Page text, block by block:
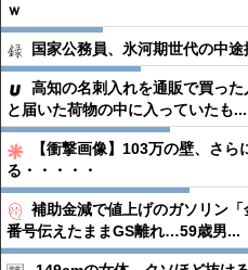
ｗ
国家公務員、氷河期世代の中
高知の名刺入れを通販で買った
と届いた荷物の中に入っていたも...
【衝撃画像】103万の壁、さ
る・・・・・
補助金減で値上げのガソリン
番号伝えたままGS離れ…59歳男...